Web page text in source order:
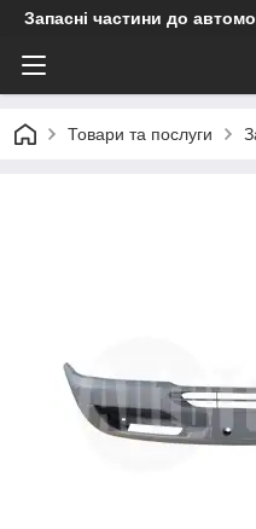
Запасні частини до
Товари та послуги